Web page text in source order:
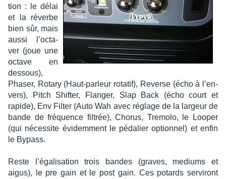
tion : le délai
et la réverbe
bien sûr, mais
aussi l’oc­ta­
ver (joue une
octave en
dessous),
Phaser, Rotary (Haut-parleur rota­tif), Reverse (écho à l’en­
vers), Pitch Shif­ter, Flan­ger, Slap Back (écho court et
rapide), Env Filter (Auto Wah avec réglage de la largeur de
bande de fréquence filtrée), Chorus, Tremolo, le Looper
(qui néces­site évidem­ment le péda­lier option­nel) et enfin
le Bypass.
Reste l’éga­li­sa­tion trois bandes (graves, mediums et
aigus), le pre gain et le post gain. Ces potards servi­ront